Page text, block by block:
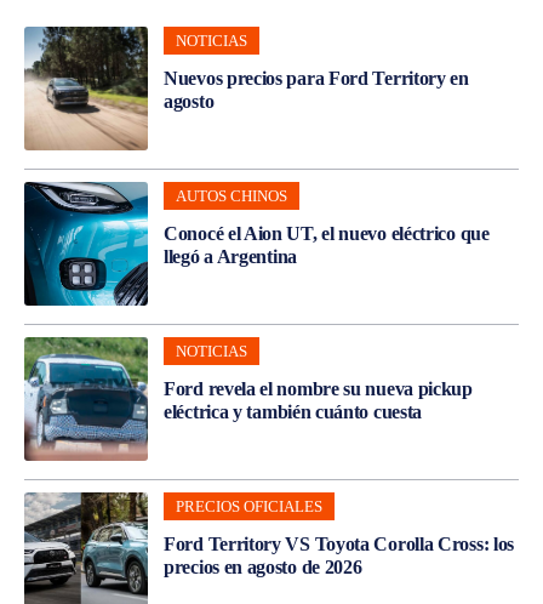
NOTICIAS
Nuevos precios para Ford Territory en
agosto
AUTOS CHINOS
Conocé el Aion UT, el nuevo eléctrico que
llegó a Argentina
NOTICIAS
Ford revela el nombre su nueva pickup
eléctrica y también cuánto cuesta
PRECIOS OFICIALES
Ford Territory VS Toyota Corolla Cross: los
precios en agosto de 2026